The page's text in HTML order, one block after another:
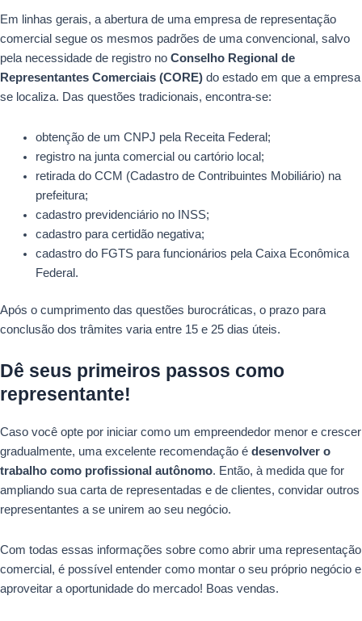
Em linhas gerais, a abertura de uma empresa de representação
comercial segue os mesmos padrões de uma convencional, salvo
pela necessidade de registro no Conselho Regional de
Representantes Comerciais (CORE) do estado em que a empresa
se localiza. Das questões tradicionais, encontra-se:
obtenção de um CNPJ pela Receita Federal;
registro na junta comercial ou cartório local;
retirada do CCM (Cadastro de Contribuintes Mobiliário) na
prefeitura;
cadastro previdenciário no INSS;
cadastro para certidão negativa;
cadastro do FGTS para funcionários pela Caixa Econômica
Federal.
Após o cumprimento das questões burocráticas, o prazo para
conclusão dos trâmites varia entre 15 e 25 dias úteis.
Dê seus primeiros passos como
representante!
Caso você opte por iniciar como um empreendedor menor e crescer
gradualmente, uma excelente recomendação é desenvolver o
trabalho como profissional autônomo. Então, à medida que for
ampliando sua carta de representadas e de clientes, convidar outros
representantes a se unirem ao seu negócio.
Com todas essas informações sobre como abrir uma representação
comercial, é possível entender como montar o seu próprio negócio e
aproveitar a oportunidade do mercado! Boas vendas.